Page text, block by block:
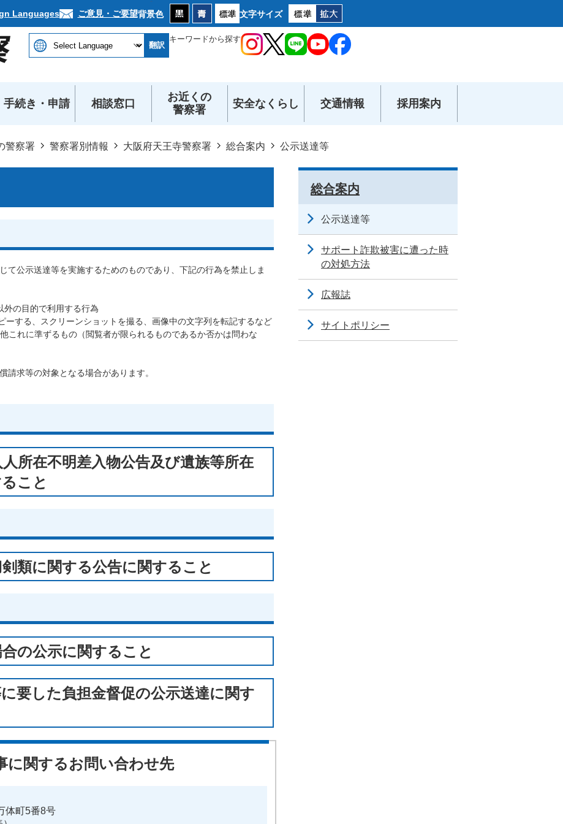
Languages ご意見・ご要望背景色 文字サイズ
翻訳
キーワードから探す
手続き・申請 相談窓口
お近くの
警察署
安全なくらし 交通情報 採用案内
警察署 警察署別情報 大阪府天王寺警察署 総合案内 公示送達等
て公示送達等を実施するためのものであり、下記の行為を禁止しま
の目的で利用する行為
する、スクリーンショットを撮る、画像中の文字列を転記するなど
これに準ずるもの（閲覧者が限られるものであるか否かは問わな
請求等の対象となる場合があります。
所在不明差入物公告及び遺族等所在
こと
類に関する公告に関すること
の公示に関すること
要した負担金督促の公示送達に関す
に関するお問い合わせ先
体町5番8号
総合案内
公示送達等
サポート詐欺被害に遭った時
の対処方法
広報誌
サイトポリシー